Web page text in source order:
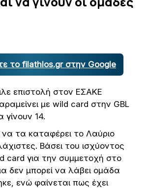
το filathlos.gr στην Google
επιστολή στον ΕΣΑΚΕ
με wild card στην GBL
γίνουν 14.
να τα καταφέρει το Λαύριο
Βάσει του ισχύοντος
card για την συμμετοχή στο
δεν μπορεί να λάβει ομάδα
ενώ φαίνεται πως έχει